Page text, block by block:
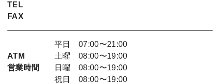
TEL
FAX
ATM
営業時間
平日 07:00〜21:00
土曜 08:00〜19:00
日曜 08:00〜19:00
祝日 08:00〜19:00